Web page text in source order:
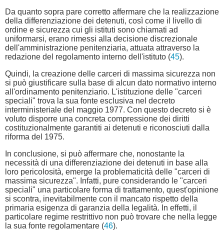
Da quanto sopra pare corretto affermare che la realizzazione
della differenziazione dei detenuti, così come il livello di
ordine e sicurezza cui gli istituti sono chiamati ad
uniformarsi, erano rimessi alla decisione discrezionale
dell'amministrazione penitenziaria, attuata attraverso la
redazione del regolamento interno dell'istituto (45).
Quindi, la creazione delle carceri di massima sicurezza non
si può giustificare sulla base di alcun dato normativo interno
all'ordinamento penitenziario. L'istituzione delle "carceri
speciali" trova la sua fonte esclusiva nel decreto
interministeriale del maggio 1977. Con questo decreto si è
voluto disporre una concreta compressione dei diritti
costituzionalmente garantiti ai detenuti e riconosciuti dalla
riforma del 1975.
In conclusione, si può affermare che, nonostante la
necessità di una differenziazione dei detenuti in base alla
loro pericolosità, emerge la problematicità delle "carceri di
massima sicurezza". Infatti, pure considerando le "carceri
speciali" una particolare forma di trattamento, quest'opinione
si scontra, inevitabilmente con il mancato rispetto della
primaria esigenza di garanzia della legalità. In effetti, il
particolare regime restrittivo non può trovare che nella legge
la sua fonte regolamentare (46).